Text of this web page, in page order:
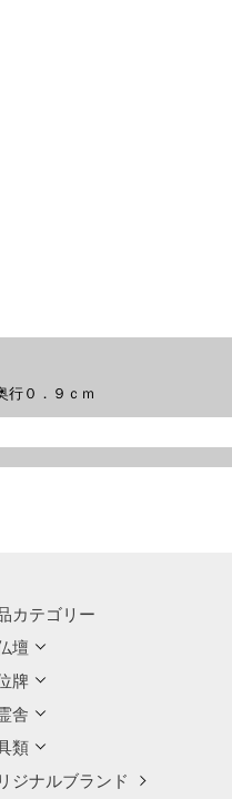
行０．９ｃｍ
カテゴリー
壇
牌
舎
類
ジナルブランド